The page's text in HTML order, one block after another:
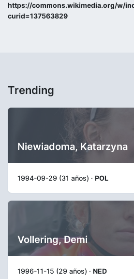
https://commons.wikimedia.org/w/
curid=137563829
Trending
Niewiadoma, Katarzyna
1994-09-29 (31 años) · POL
Vollering, Demi
1996-11-15 (29 años) · NED